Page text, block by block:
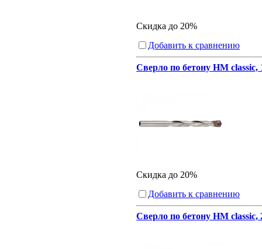
Скидка до 20%
Добавить к сравнению
Сверло по бетону HM classic,
Скидка до 20%
Добавить к сравнению
Сверло по бетону HM classic,